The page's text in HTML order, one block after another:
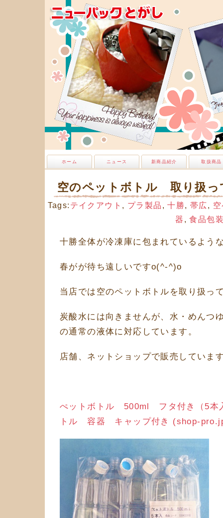
ホーム ニュース 新商品紹介 取扱商品
空のペットボトル 取り扱っ
Tags: テイクアウト , プラ製品 ,十勝, 帯広,
器 ,食品包
十勝全体が冷凍庫に包まれているよう
春がが待ち遠しいですo(^-^)o
当店では空のペットボトルを取り扱っ
炭酸水には向きませんが、水・めんつ
の通常の液体に対応しています。
店舗、ネットショップで販売していま
ぺットボトル 500ml フタ付き（5本
トル 容器 キャップ付き (shop-